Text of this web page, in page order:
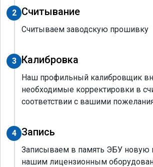
2 Считывание
Считываем заводскую прошивку
3 Калибровка
Наш профильный калибровщик
необходимые корректировки в
соответствии с вашими
4 Запись
Записываем в память ЭБУ новую
нашим лицензионным